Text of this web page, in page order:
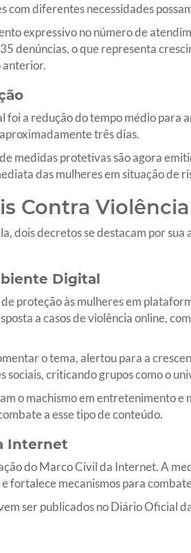
diferentes necessidades
expressivo no número de
denúncias, o que representa
anterior.
foi a redução do tempo médio para
três dias.
medidas protetivas são agora
das mulheres em situação de
Contra
dois decretos se destacam por
Digital
proteção às mulheres em
a casos de violência online,
o tema, alertou para a
sociais, criticando grupos como o
o machismo em entretenimento
a esse tipo de conteúdo.
Internet
do Marco Civil da Internet. A
fortalece mecanismos para
ser publicados no Diário Oficial